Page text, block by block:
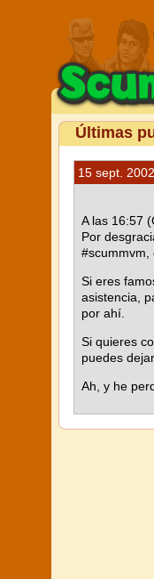
Últimas
15 sept. 2002
A las 16:57
Por
#scummvm,
Si eres
asistencia,
por ahí.
Si quieres
puedes
Ah, y he